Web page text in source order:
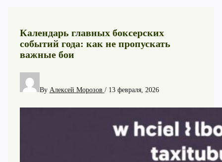
Календарь главных боксерских
событий года: как не пропускать
важные бои
By Алексей Морозов / 13 февраля, 2026